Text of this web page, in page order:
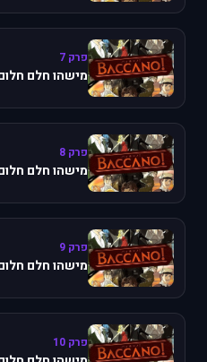
פרק 7
מישהו חלם
פרק 8
מישהו חלם
פרק 9
מישהו חלם
פרק 10